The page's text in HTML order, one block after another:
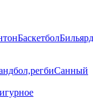
БаскетболБильярд
Санный